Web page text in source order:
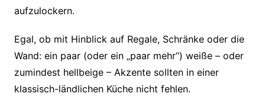
aufzulockern.
Egal, ob mit Hinblick auf Regale, Schränke oder die
Wand: ein paar (oder ein „paar mehr“) weiße – oder
zumindest hellbeige – Akzente sollten in einer
klassisch-ländlichen Küche nicht fehlen.